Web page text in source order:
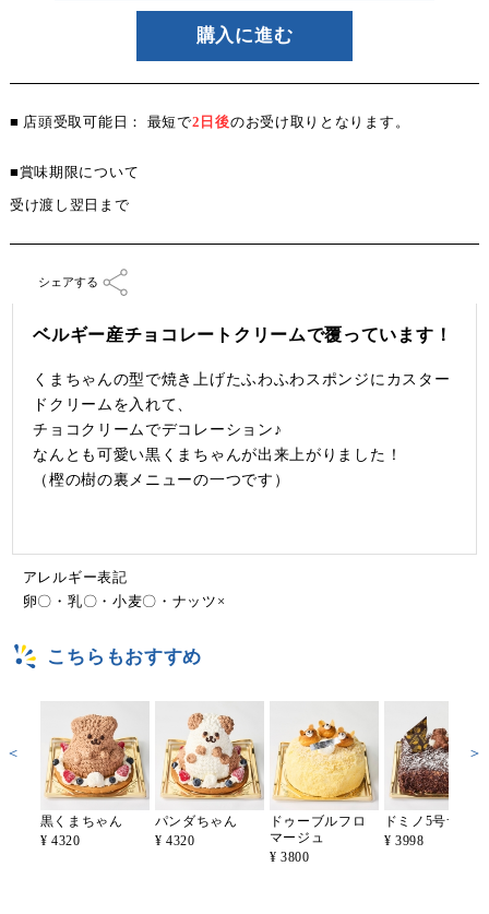
購入に進む
■ 店頭受取可能日： 最短で2日後のお受け取りとなります。
■賞味期限について
受け渡し翌日まで
シェアする
ベルギー産チョコレートクリームで覆っています！
くまちゃんの型で焼き上げたふわふわスポンジにカスター
ドクリームを入れて、
チョコクリームでデコレーション♪
なんとも可愛い黒くまちゃんが出来上がりました！
（樫の樹の裏メニューの一つです）
アレルギー表記
卵〇・乳〇・小麦〇・ナッツ×
こちらもおすすめ
黒くまちゃん
¥ 4320
パンダちゃん
¥ 4320
ドゥーブルフロ
マージュ
¥ 3800
ドミノ5号サイズ
¥ 3998
＜ ＞